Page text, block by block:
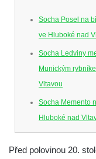
Socha Posel na
ve Hluboké nad
Socha Ledviny
Munickým
Vltavou
Socha Memento
Hluboké nad
Socha
Socha Smilodon
Před polovinou 20.